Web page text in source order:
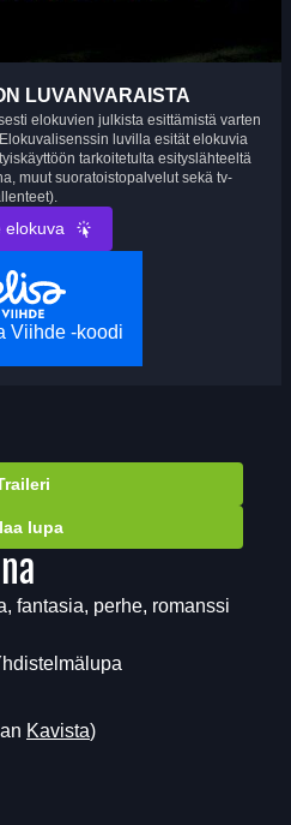
LUVANVARAISTA
elokuvien julkista esittämistä varten
luvilla esität elokuvia
tarkoitetulta esityslähteeltä
muut suoratoistopalvelut sekä tv-
elokuva
Viihde -koodi
lupa
fantasia, perhe, romanssi
Kavista)